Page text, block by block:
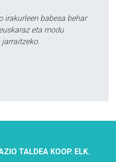
irakurleen babesa behar
eta modu
TALDEA KOOP. ELK.